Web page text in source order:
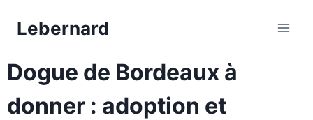
Lebernard
Dogue de Bordeaux à
donner : adoption et